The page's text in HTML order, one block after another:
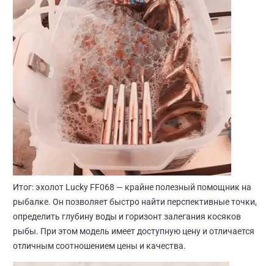
Итог: эхолот Lucky FF068 — крайне полезный помощник на
рыбалке. Он позволяет быстро найти перспективные точки,
определить глубину воды и горизонт залегания косяков
рыбы. При этом модель имеет доступную цену и отличается
отличным соотношением цены и качества.